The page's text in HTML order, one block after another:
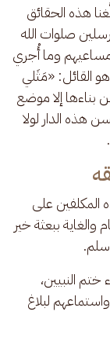
هذه الحقائق
صلوات الله
مساعيهم وما أُجري
القائل: «مَثَلي
بناءها إلا موضع
هذه الدار لولا
المكلفين على
ببعثة خير
ختم النبيين،
لبلاغ